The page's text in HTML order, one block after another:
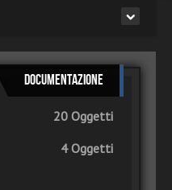
Documentazione
20 Oggetti
4 Oggetti